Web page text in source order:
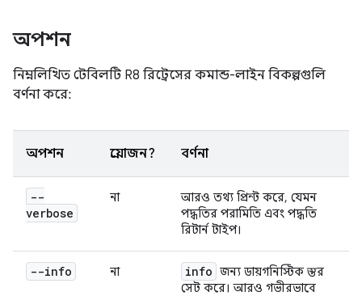
অপশন
নিম্নলিখিত টেবিলটি R8 রিট্রেসের কমান্ড-লাইন বিকল্পগুলি
বর্ণনা করে:
অপশন প্রয়োজন? বর্ণনা
--
verbose
না
আরও তথ্য প্রিন্ট করে, যেমন
পদ্ধতির পরামিতি এবং পদ্ধতি
রিটার্ন টাইপ।
--info না info জন্য ডায়গনিস্টিক স্তর
সেট করে। আরও গভীরভাবে